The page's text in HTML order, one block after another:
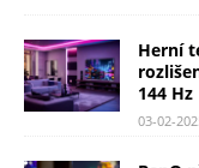
Herní
144 Hz
03-02-